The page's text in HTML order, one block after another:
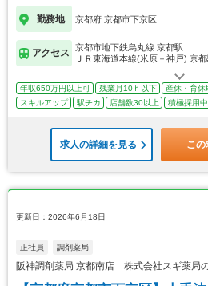
勤務地 京都府 京都市下京区
アクセス
京都市地下鉄烏丸線 京都駅
ＪＲ東海道本線(米原－神戸) 京
年収650万円以上可 残業月10ｈ以下 産休・育休
スキルアップ
駅チカ 店舗数30以上 積極採用中
求人の詳細を見る この
更新日：2026年6月18日
正社員 調剤薬局
阪神調剤薬局 京都南店 株式会社スギ薬局